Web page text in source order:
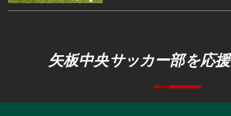
矢板中央サッカー部を応